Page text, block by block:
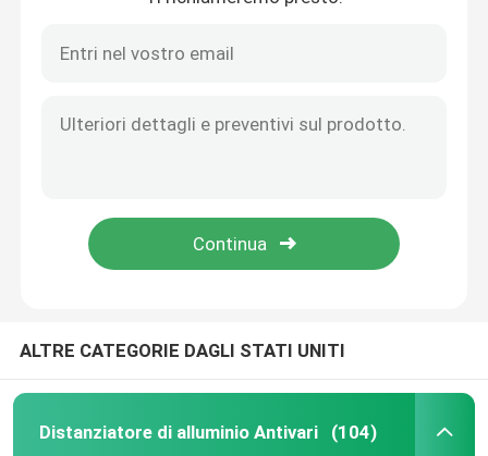
Barra spaziatrice in butile
Windows Antivari georgiano
Nastro sigillante butilico
ALTRE CATEGORIE DAGLI STATI UNITI
Distanziatore di alluminio Antivari (104)